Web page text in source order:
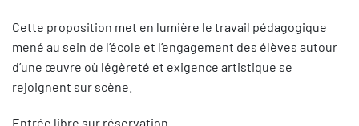
Cette proposition met en lumière le travail pédagogique
mené au sein de l’école et l’engagement des élèves autour
d’une œuvre où légèreté et exigence artistique se
rejoignent sur scène.
Entrée libre sur réservation